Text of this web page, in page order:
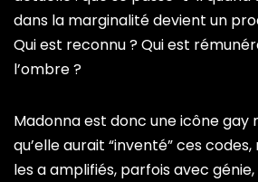
dans la marginalité devient un
Qui est reconnu ? Qui est
l’ombre ?
Madonna est donc une icône gay
qu’elle aurait “inventé” ces
les a amplifiés, parfois avec